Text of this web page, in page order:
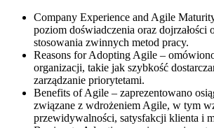
Company Experience and Agile
poziom doświadczenia oraz dojrzałości
stosowania zwinnych metod pracy.
Reasons for Adopting Agile –
organizacji, takie jak szybkość
zarządzanie priorytetami.
Benefits of Agile – zaprezentowano
związane z wdrożeniem Agile, w tym
przewidywalności, satysfakcji klienta i